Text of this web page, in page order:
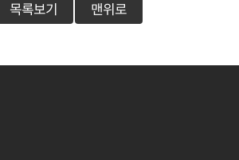
목록보기 맨위로